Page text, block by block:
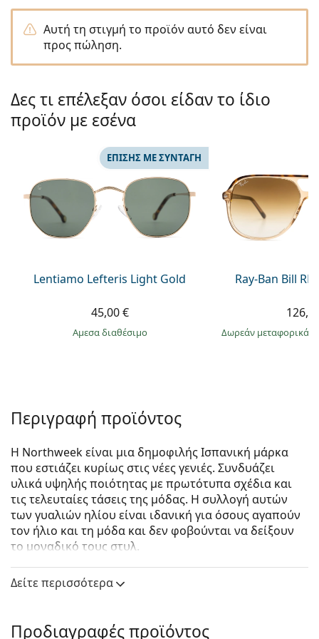
Persol
Prada
Όλες οι μάρκες
Αυτή τη στιγμή το προϊόν αυτό δεν είναι
προς πώληση.
Δες τι επέλεξαν όσοι είδαν το ίδιο
προϊόν με εσένα
Lentiamo Lefteris Light Gold
ΕΠΊΣΗΣ ΜΕ ΣΥΝΤΑΓΉ
45,00 €
άμεσα διαθέσιμο
Ray-Ban Bill
Δωρεάν μεταφορικά
Περιγραφή προϊόντος
Η Northweek είναι μια δημοφιλής Ισπανική μάρκα
που εστιάζει κυρίως στις νέες γενιές. Συνδυάζει
υλικά υψηλής ποιότητας με πρωτότυπα σχέδια και
τις τελευταίες τάσεις της μόδας. Η συλλογή αυτών
των γυαλιών ηλίου είναι ιδανική για όσους αγαπούν
τον ήλιο και τη μόδα και δεν φοβούνται να δείξουν
το μοναδικό τους στυλ.
Northweek Regular Veniceείναι unisex γυαλιά ηλίου.
Σκελετός γυαλιών ηλίου
με το δροσερό χρώμα του δέρματος και τα ανοιχτά
Δείτε περισσότερα
Προδιαγραφές προϊόντος